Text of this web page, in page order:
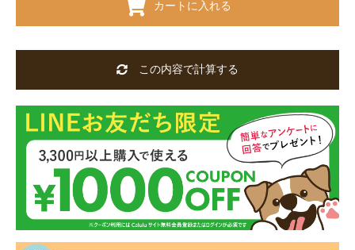
カートに入れる
この内容で計算する